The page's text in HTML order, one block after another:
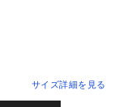
サイズ詳細を見る